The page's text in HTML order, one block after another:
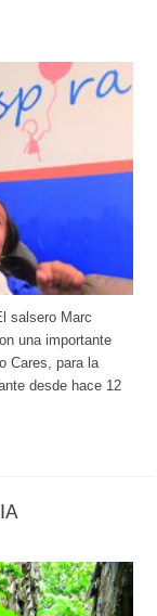
salsero Marc
una importante
Cares, para la
desde hace 12